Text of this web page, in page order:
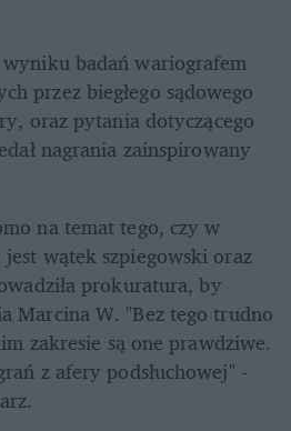
badań wariografem
przez biegłego sądowego
oraz pytania dotyczącego
nagrania zainspirowany
na temat tego, czy w
wątek szpiegowski oraz
prokuratura, by
Marcina W. "Bez tego trudno
zakresie są one prawdziwe.
z afery podsłuchowej" -